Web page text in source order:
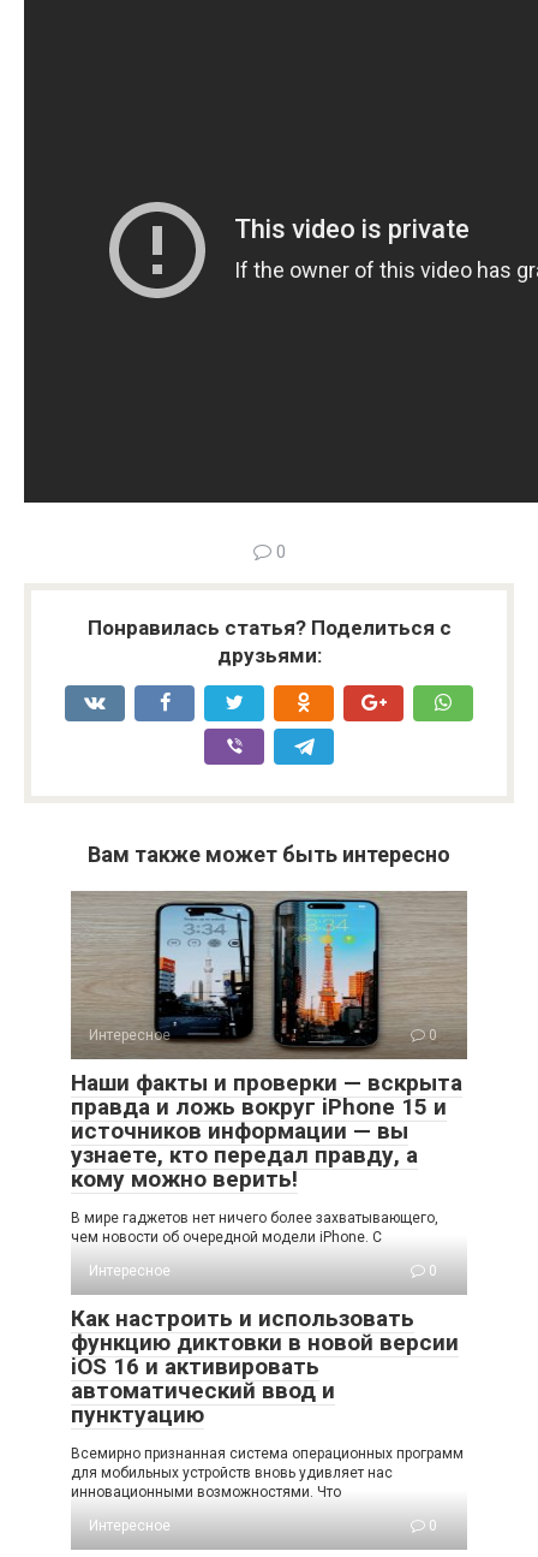
0
Понравилась статья? Поделиться с
друзьями:
Вам также может быть интересно
Интересное 0
Наши факты и проверки — вскрыта
правда и ложь вокруг iPhone 15 и
источников информации — вы
узнаете, кто передал правду, а
кому можно верить!
В мире гаджетов нет ничего более захватывающего,
чем новости об очередной модели iPhone. С
Интересное
0
Как настроить и использовать
функцию диктовки в новой версии
iOS 16 и активировать
автоматический ввод и
пунктуацию
Всемирно признанная система операционных программ
для мобильных устройств вновь удивляет нас
инновационными возможностями. Что
Интересное
0